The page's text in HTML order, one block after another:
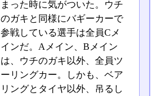
まった時に気がついた。ウチ
のガキと同様にバギーカーで
参戦している選手は全員Cメ
インだ。Aメイン、Bメイン
は、ウチのガキ以外、全員ツ
ーリングカー。しかも、ベア
リングとタイヤ以外、吊るし